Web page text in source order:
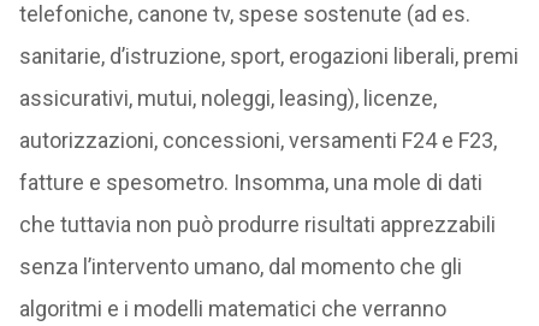
telefoniche, canone tv, spese sostenute (ad es.
sanitarie, d’istruzione, sport, erogazioni liberali, premi
assicurativi, mutui, noleggi, leasing), licenze,
autorizzazioni, concessioni, versamenti F24 e F23,
fatture e spesometro. Insomma, una mole di dati
che tuttavia non può produrre risultati apprezzabili
senza l’intervento umano, dal momento che gli
algoritmi e i modelli matematici che verranno